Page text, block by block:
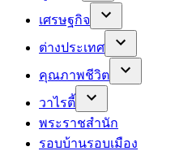
เศรษฐกิจ
ต่างประเทศ
คุณภาพชีวิต
วาไรตี้
พระราชสำนัก
รอบบ้านรอบเมือง